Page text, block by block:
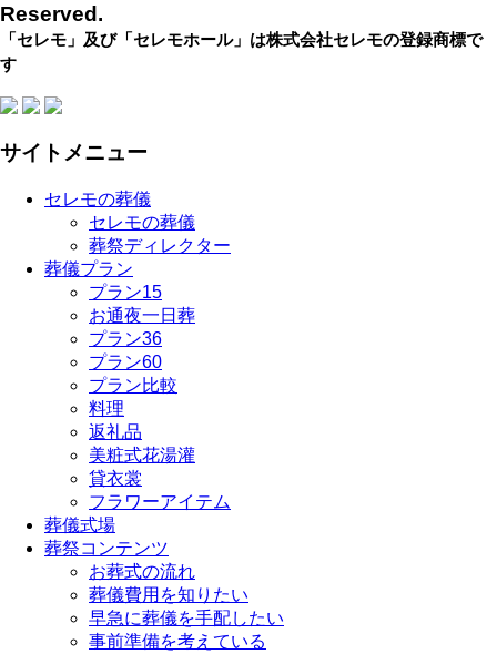
Reserved.
「セレモ」及び「セレモホール」は株式会社セレモの登録商標で
す
サイトメニュー
セレモの葬儀
セレモの葬儀
葬祭ディレクター
葬儀プラン
プラン15
お通夜一日葬
プラン36
プラン60
プラン比較
料理
返礼品
美粧式花湯灌
貸衣裳
フラワーアイテム
葬儀式場
葬祭コンテンツ
お葬式の流れ
葬儀費用を知りたい
早急に葬儀を手配したい
事前準備を考えている